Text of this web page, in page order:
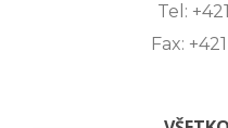
Tel:
Fax: